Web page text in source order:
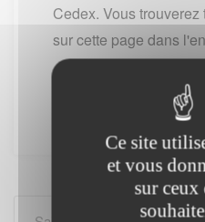
Cedex. Vous
sur cette page dans
Cliquez sur les icones
et communes de la
Ce site
et vous
sur ceux